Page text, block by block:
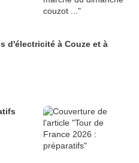
d'électricité à Couze et à